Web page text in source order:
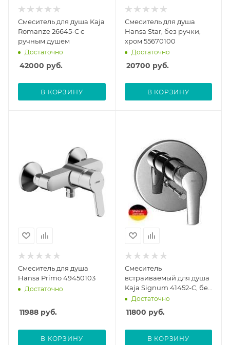
Смеситель для душа Kaja
Romanze 26645-С с
ручным душем
Достаточно
42000 руб.
В КОРЗИНУ
Смеситель для душа
Hansa Star, без ручки,
хром 55670100
Достаточно
20700 руб.
В КОРЗИНУ
Смеситель для душа
Hansa Primo 49450103
Достаточно
11988 руб.
В КОРЗИНУ
Смеситель
встраиваемый для душа
Kaja Signum 41452-C, без
скрытой части
Достаточно
11800 руб.
В КОРЗИНУ